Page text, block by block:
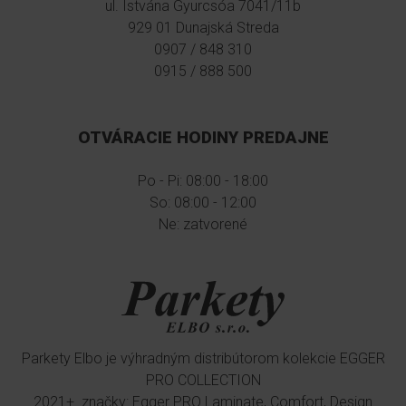
ul. Istvána Gyurcsóa 7041/11b
929 01 Dunajská Streda
0907 / 848 310
0915 / 888 500
OTVÁRACIE HODINY PREDAJNE
Po - Pi: 08:00 - 18:00
So: 08:00 - 12:00
Ne: zatvorené
Parkety Elbo je výhradným distribútorom kolekcie EGGER
PRO COLLECTION
2021+ značky: Egger PRO Laminate, Comfort, Design